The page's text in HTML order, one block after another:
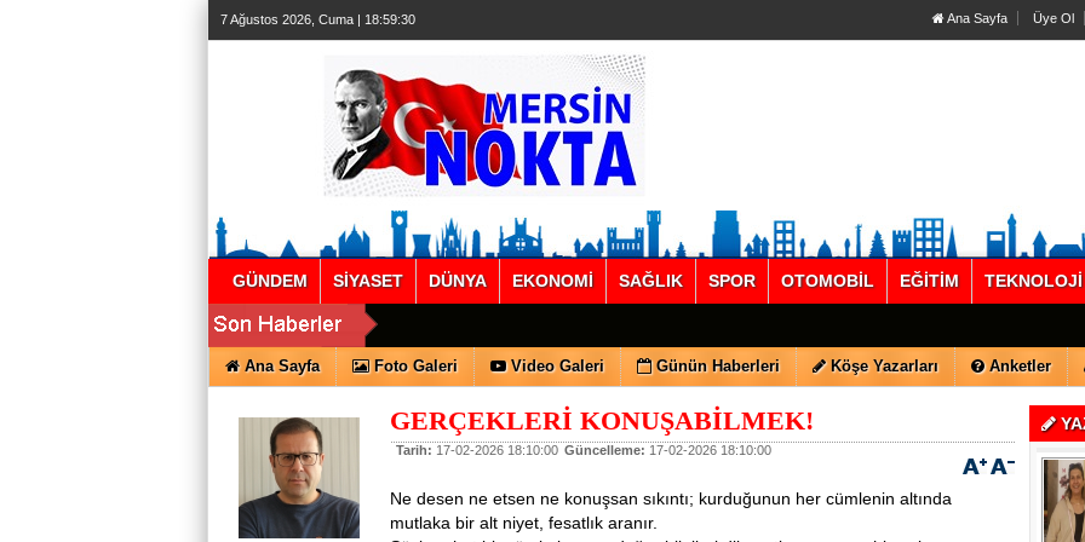
7 Ağustos 2026, Cuma | 18:59:30 Ana Sayfa Üye Ol
GÜNDEM SİYASET DÜNYA EKONOMİ SAĞLIK SPOR OTOMOBİL EĞİTİM TEKNOLOJİ
Ana Sayfa Foto Galeri Video Galeri Günün Haberleri Köşe Yazarları Anketler
GERÇEKLERİ KONUŞABİLMEK!
Tarih: 17-02-2026 18:10:00 Güncelleme: 17-02-2026 18:10:00
Ne desen ne etsen ne konuşsan sıkıntı; kurduğunun her cümlenin altında
mutlaka bir alt niyet, fesatlık aranır.